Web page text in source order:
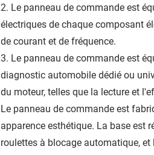
2. Le panneau de commande est
électriques de chaque composant
de courant et de fréquence.
3. Le panneau de commande est
diagnostic automobile dédié ou
du moteur, telles que la lecture et
Le panneau de commande est
apparence esthétique. La base est
roulettes à blocage automatique,